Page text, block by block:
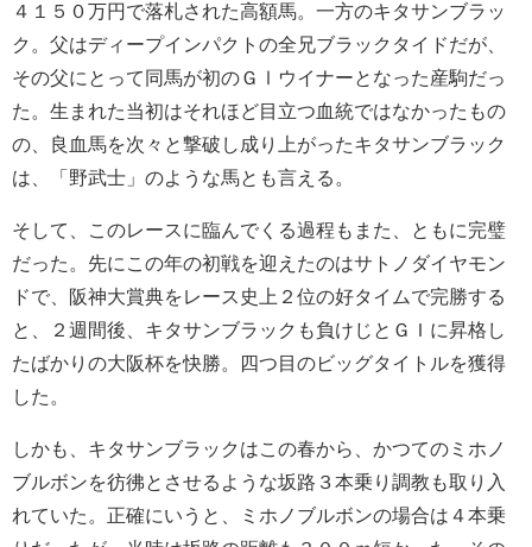
４１５０万円で落札された高額馬。一方のキタサンブラッ
ク。父はディープインパクトの全兄ブラックタイドだが、
その父にとって同馬が初のＧⅠウイナーとなった産駒だっ
た。生まれた当初はそれほど目立つ血統ではなかったもの
の、良血馬を次々と撃破し成り上がったキタサンブラック
は、「野武士」のような馬とも言える。
そして、このレースに臨んでくる過程もまた、ともに完璧
だった。先にこの年の初戦を迎えたのはサトノダイヤモン
ドで、阪神大賞典をレース史上２位の好タイムで完勝する
と、２週間後、キタサンブラックも負けじとＧＩに昇格し
たばかりの大阪杯を快勝。四つ目のビッグタイトルを獲得
した。
しかも、キタサンブラックはこの春から、かつてのミホノ
ブルボンを彷彿とさせるような坂路３本乗り調教も取り入
れていた。正確にいうと、ミホノブルボンの場合は４本乗